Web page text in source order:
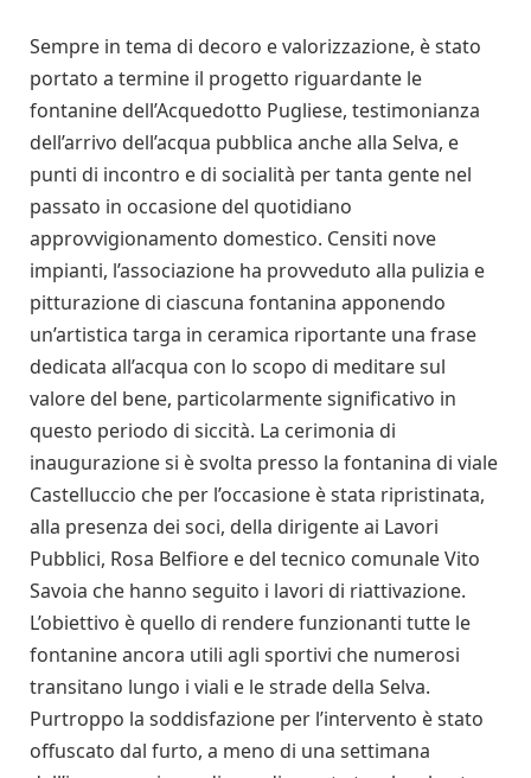
Sempre in tema di decoro e valorizzazione, è stato
portato a termine il progetto riguardante le
fontanine dell’Acquedotto Pugliese, testimonianza
dell’arrivo dell’acqua pubblica anche alla Selva, e
punti di incontro e di socialità per tanta gente nel
passato in occasione del quotidiano
approvvigionamento domestico. Censiti nove
impianti, l’associazione ha provveduto alla pulizia e
pitturazione di ciascuna fontanina apponendo
un’artistica targa in ceramica riportante una frase
dedicata all’acqua con lo scopo di meditare sul
valore del bene, particolarmente significativo in
questo periodo di siccità. La cerimonia di
inaugurazione si è svolta presso la fontanina di viale
Castelluccio che per l’occasione è stata ripristinata,
alla presenza dei soci, della dirigente ai Lavori
Pubblici, Rosa Belfiore e del tecnico comunale Vito
Savoia che hanno seguito i lavori di riattivazione.
L’obiettivo è quello di rendere funzionanti tutte le
fontanine ancora utili agli sportivi che numerosi
transitano lungo i viali e le strade della Selva.
Purtroppo la soddisfazione per l’intervento è stato
offuscato dal furto, a meno di una settimana